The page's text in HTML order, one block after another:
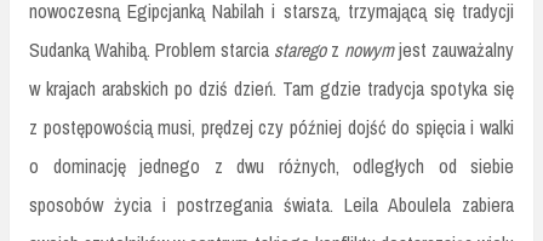
nowoczesną Egipcjanką Nabilah i starszą, trzymającą się tradycji
Sudanką Wahibą. Problem starcia staregoz nowymjest zauważalny
w krajach arabskich po dziś dzień. Tam gdzie tradycja spotyka się
z postępowością musi, prędzej czy później dojść do spięcia i walki
o dominację jednego z dwu różnych, odległych od siebie
sposobów życia i postrzegania świata. Leila Aboulela zabiera